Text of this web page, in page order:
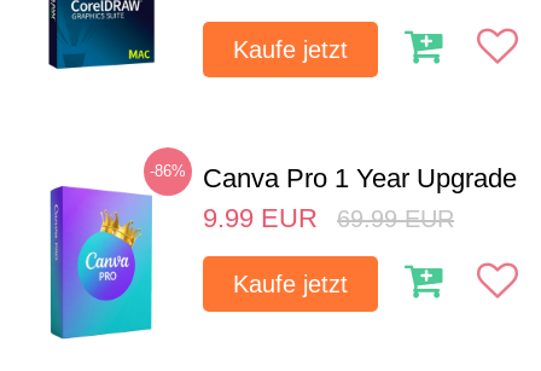
Kaufe jetzt
-86%
Canva Pro 1 Year Upgrade
9.99 EUR 69.99 EUR
Kaufe jetzt